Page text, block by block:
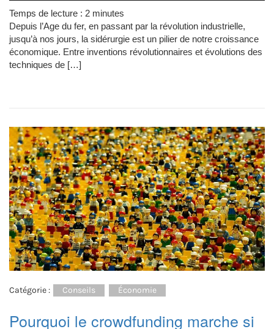
Temps de lecture : 2 minutes
Depuis l’Age du fer, en passant par la révolution industrielle,
jusqu’à nos jours, la sidérurgie est un pilier de notre croissance
économique. Entre inventions révolutionnaires et évolutions des
techniques de […]
Catégorie : Conseils Économie
Pourquoi le crowdfunding marche si